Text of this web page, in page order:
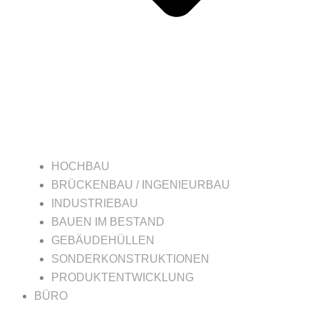
HOCHBAU
BRÜCKENBAU / INGENIEURBAU
INDUSTRIEBAU
BAUEN IM BESTAND
GEBÄUDEHÜLLEN
SONDERKONSTRUKTIONEN
PRODUKTENTWICKLUNG
BÜRO